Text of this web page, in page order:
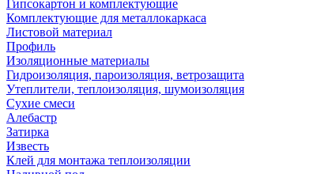
Гипсокартон и комплектующие
Комплектующие для металлокаркаса
Листовой материал
Профиль
Изоляционные материалы
Гидроизоляция, пароизоляция, ветрозащита
Утеплители, теплоизоляция, шумоизоляция
Сухие смеси
Алебастр
Затирка
Известь
Клей для монтажа теплоизоляции